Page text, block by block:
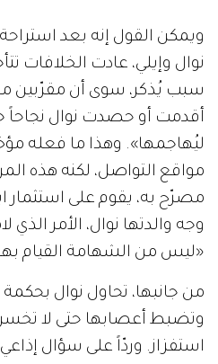
ويمكن القول إنه بعد
نوال وإيلي، عادت الخلافات
سبب يُذكر، سوى أن مقرّبين من
أقدمت أو حصدت نوال نجاحاً
ليُهاجمها». وهذا ما فعله
مواقع التواصل، لكنه هذه
مصرّح به، يقوم على استثمار
وجه والدتها نوال، الأمر الذي
«ليس من الشهامة القيام
من جانبها، تحاول نوال
وتضبط أعصابها حتى لا
استفزاز. وردّاً على سؤال